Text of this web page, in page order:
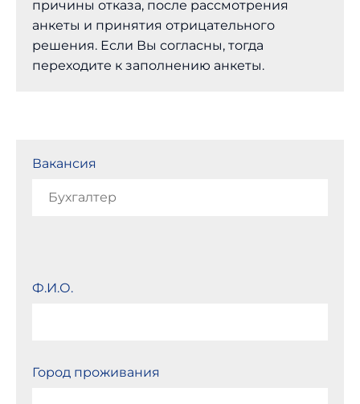
причины отказа, после рассмотрения
анкеты и принятия отрицательного
решения. Если Вы согласны, тогда
переходите к заполнению анкеты.
Вакансия
Ф.И.О.
Город проживания